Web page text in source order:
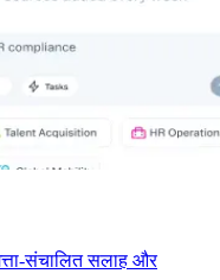
संचालित सलाह और